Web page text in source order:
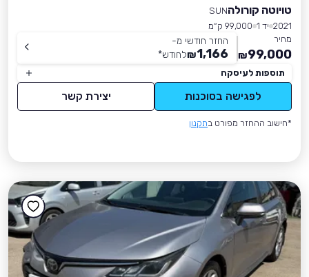
טויוטה קורולהSUN
2021 יד 1
99,000 ק״מ
מחיר
99,000
₪
החזר חודשי מ-
1,166
₪לחודש*
תוספות לעיסקה
לפגישה בסוכנות יצירת קשר
*חישוב ההחזר מפורט בתקנון